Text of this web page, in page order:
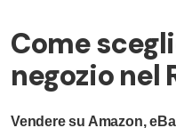
Come
negozio nel
Vendere su Amazon,